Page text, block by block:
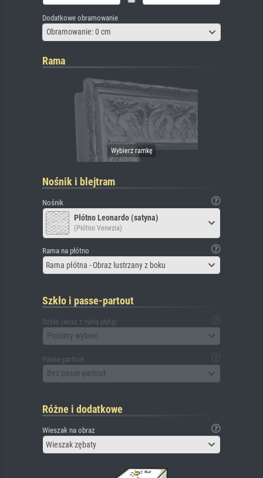
Dodatkowe obramowanie
Obramowanie: 0 cm
Rama
Nośnik i blejtram
Nośnik
Płótno Leonardo (satyna)
(Płótno Venezia)
Rama na płótno
Rama płótna - Obraz lustrzany z boku
Szkło i passe-partout
Szkło (wraz z tylną płytą)
Prosimy wybrać
Passe-partout
Bez passe-partout
Różne i dodatkowe
Wieszak na obraz
Wieszak zębaty